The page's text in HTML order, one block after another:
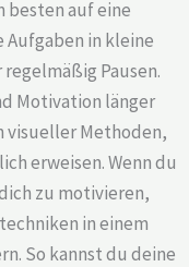
besten auf eine
in kleine
Pausen.
Motivation länger
visueller Methoden,
erweisen. Wenn du
zu motivieren,
in einem
So kannst du deine